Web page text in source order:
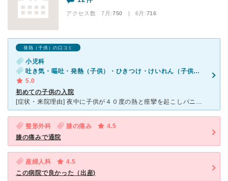
アクセス数 7月:750 | 6月:716
発熱（子供）の口コミ
小児科
吐き気・嘔吐・発熱（子供）・ひきつけ・けいれん（子供）・発疹（子供）
5.0
初めての子供の入院
[症状・来院理由] 夜中に子供が４０度の熱と痙攣を起こしパニックになってしまった。救急車を呼んで最寄の総合救急病院に連れていってもらいました。 [医師の診断・治療法] 救急車が着いた頃には痙攣も
整形外科 膝の痛み
4.5
膝の痛みで通院
産婦人科
4.5
この病院で良かった（出産)